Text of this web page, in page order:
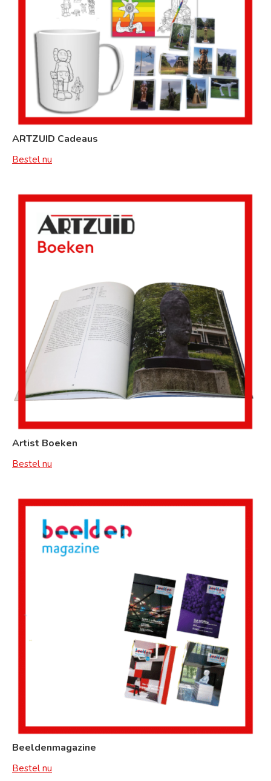
ARTZUID Cadeaus
Bestel nu
Artist Boeken
Bestel nu
Beeldenmagazine
Bestel nu